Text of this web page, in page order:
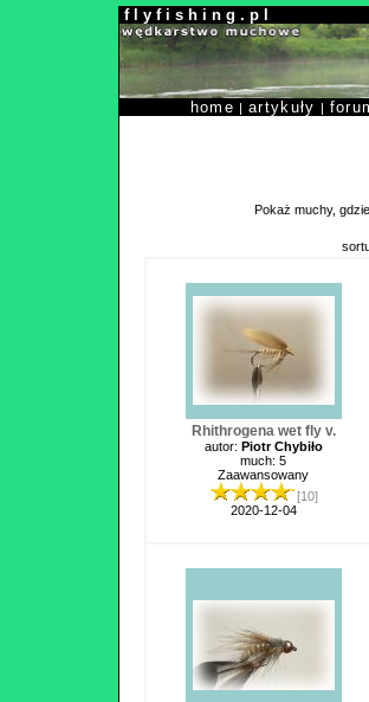
f l y f i s h i n g . p l
home |artykuły |
Pokaż muchy, gdzie
Rhithrogena wet fly v.
autor: Piotr Chybiło
much: 5
Zaawansowany
[10]
2020-12-04